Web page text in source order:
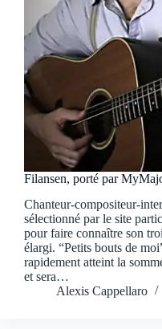
Filansen, porté par
Chanteur-compositeur-
sélectionné par le site
pour faire connaître son
élargi. “Petits bouts de
rapidement atteint la
et sera…
Alexis Cappellaro